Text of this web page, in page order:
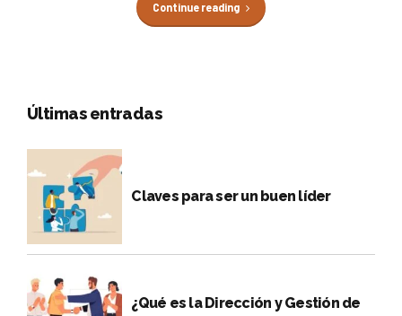
Continue reading
Últimas entradas
Claves para ser un buen líder
¿Qué es la Dirección y Gestión de